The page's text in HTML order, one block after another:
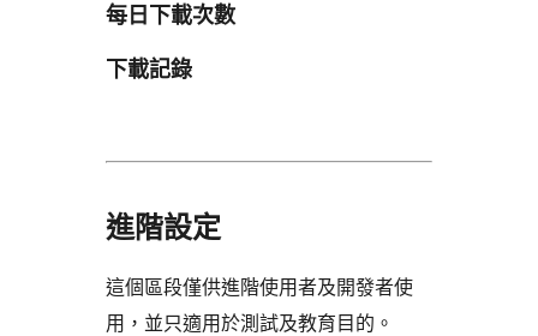
每日下載次數
下載記錄
進階設定
這個區段僅供進階使用者及開發者使
用，並只適用於測試及教育目的。